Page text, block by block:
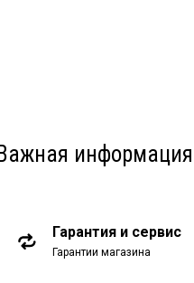
информация
Гарантия и сервис
Гарантии магазина